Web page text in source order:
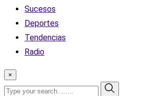
Sucesos
Deportes
Tendencias
Radio
×